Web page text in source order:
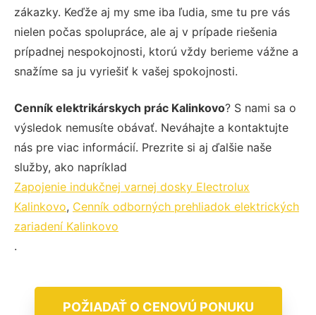
zákazky. Keďže aj my sme iba ľudia, sme tu pre vás
nielen počas spolupráce, ale aj v prípade riešenia
prípadnej nespokojnosti, ktorú vždy berieme vážne a
snažíme sa ju vyriešiť k vašej spokojnosti.
Cenník elektrikárskych prác Kalinkovo? S nami sa o
výsledok nemusíte obávať. Neváhajte a kontaktujte
nás pre viac informácií. Prezrite si aj ďalšie naše
služby, ako napríklad
Zapojenie indukčnej varnej dosky Electrolux
Kalinkovo, Cenník odborných prehliadok elektrických
zariadení Kalinkovo
.
POŽIADAŤ O CENOVÚ PONUKU